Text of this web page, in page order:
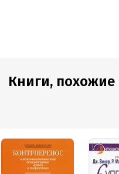
Книги,